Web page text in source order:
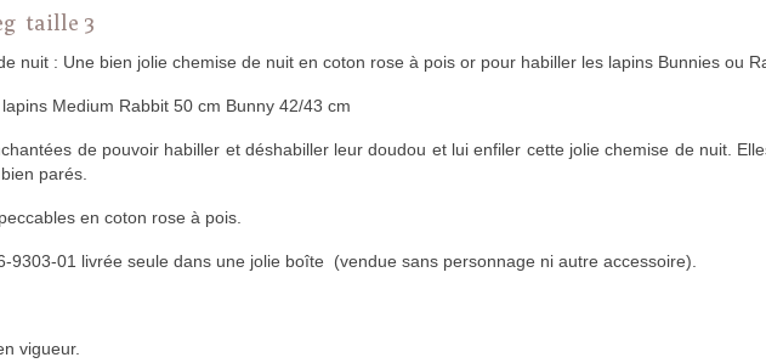
taille 3
nuit : Une bien jolie chemise de nuit en coton rose à pois or pour habiller les lapins Bunnies ou
Medium Rabbit 50 cm Bunny 42/43 cm
de pouvoir habiller et déshabiller leur doudou et lui enfiler cette jolie chemise de nuit.
parés.
en coton rose à pois.
01 livrée seule dans une jolie boîte (vendue sans personnage ni autre accessoire).
vigueur.